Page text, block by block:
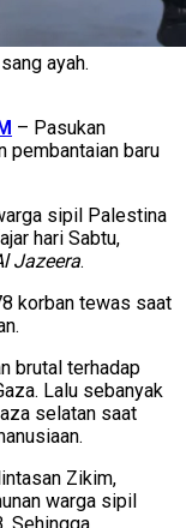
ayah.
– Pasukan
pembantaian baru
sipil Palestina
hari Sabtu,
Jazeera.
korban tewas saat
brutal terhadap
Lalu sebanyak
selatan saat
Zikim,
warga sipil
Sehingga